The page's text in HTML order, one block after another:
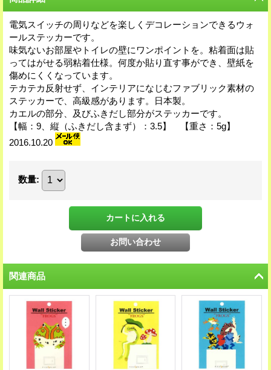
電気スイッチの周りなどを楽しくデコレーションできるウォ
ールステッカーです。
味気ないお部屋やトイレの壁にワンポイントを。粘着面は貼
ってはがせる弱粘着仕様。何度か貼り直す事ができ、壁紙を
傷めにくくなっています。
テカテカ反射せず、インテリアになじむファブリック素材の
ステッカーで、高級感があります。日本製。
カエルの部分、及びふきだし部分がステッカーです。
【幅：9、縦（ふきだし含まず）：3.5】 【重さ：5g】
2016.10.20
数量:
関連商品